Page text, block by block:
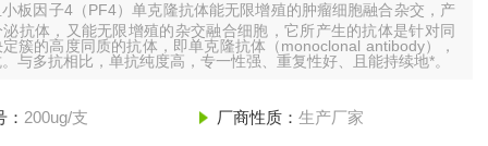
板因子4（PF4）单克隆抗体能无限增殖的肿瘤细胞融合杂交，产
抗体，又能无限增殖的杂交融合细胞，它所产生的抗体是针对同
簇的高度同质的抗体，即单克隆抗体（monoclonal antibody），
与多抗相比，单抗纯度高，专一性强、重复性好、且能持续地*。
200ug/支 厂商性质： 生产厂家